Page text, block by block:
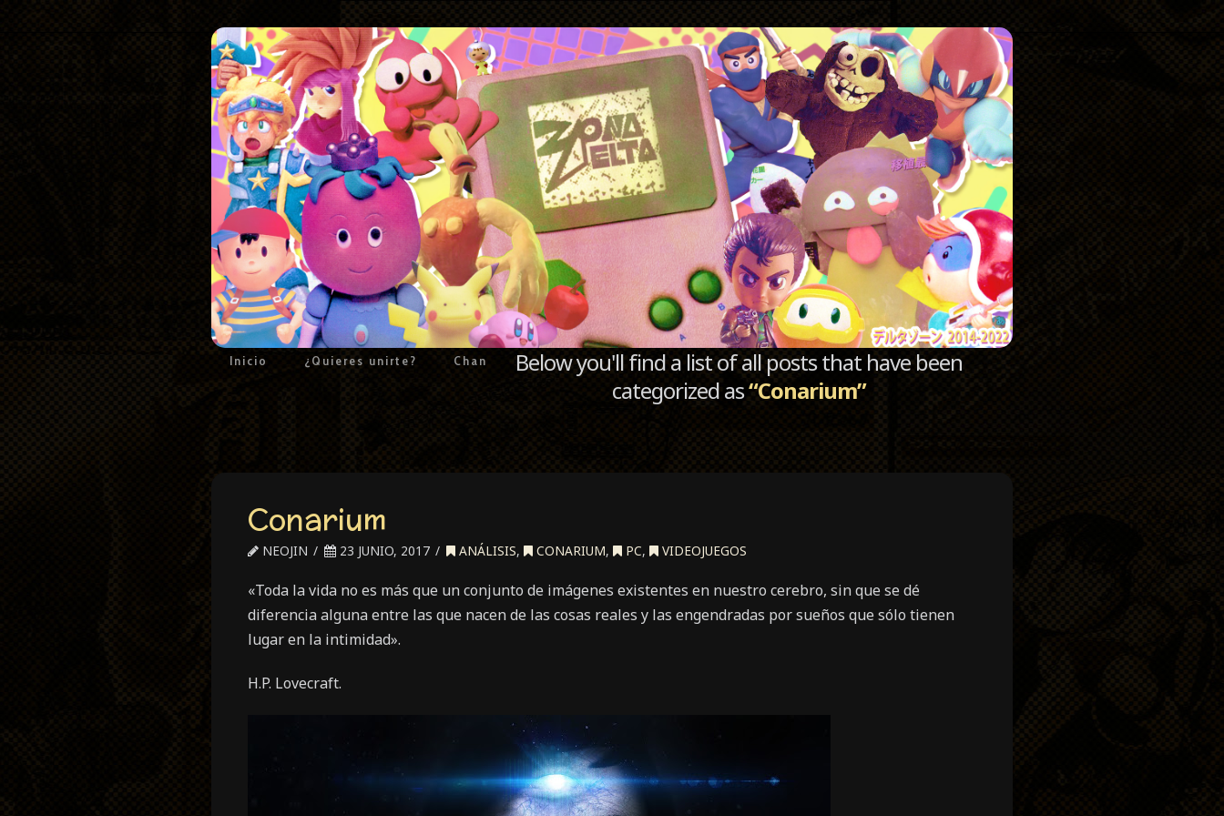
Inicio ¿Quieres unirte? Chan
Below you'll find a list of all posts that have been
categorized as“Conarium”
Conarium
NEOJIN 23 JUNIO, 2017 ANÁLISIS, CONARIUM, PC, VIDEOJUEGOS
«Toda la vida no es más que un conjunto de imágenes existentes en nuestro cerebro, sin que se dé
diferencia alguna entre las que nacen de las cosas reales y las engendradas por sueños que sólo tienen
lugar en la intimidad».
H.P. Lovecraft.